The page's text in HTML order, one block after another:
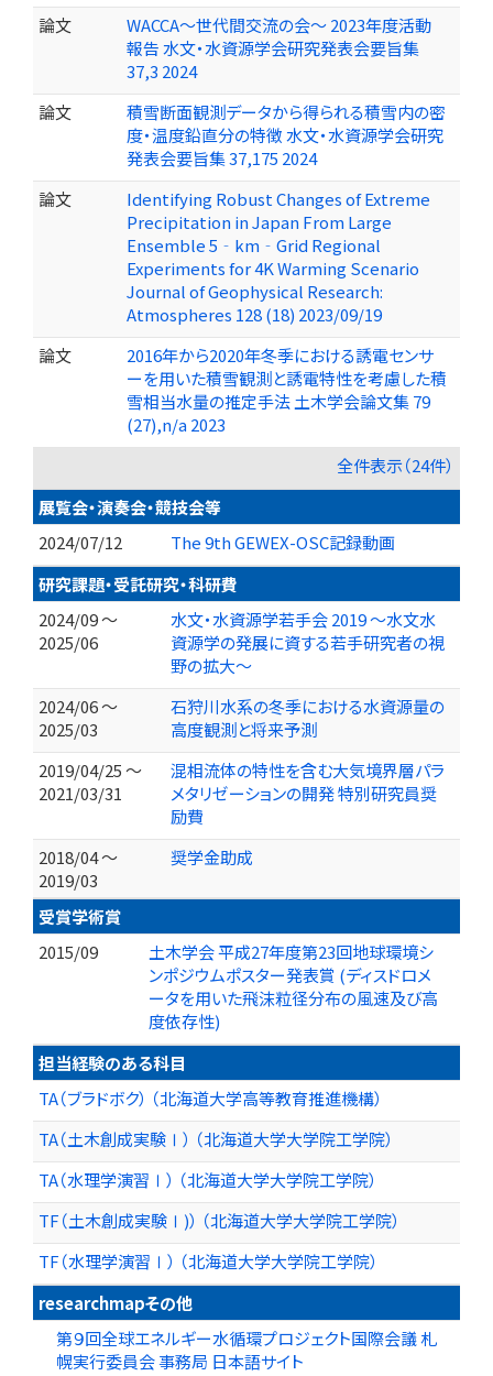
論文
WACCA～世代間交流の会～ 2023年度活動
報告 水文・水資源学会研究発表会要旨集
37,3 2024
論文
積雪断面観測データから得られる積雪内の密
度・温度鉛直分の特徴 水文・水資源学会研究
発表会要旨集 37,175 2024
論文
Identifying Robust Changes of Extreme
Precipitation in Japan From Large
Ensemble 5‐km‐Grid Regional
Experiments for 4K Warming Scenario
Journal of Geophysical Research:
Atmospheres 128 (18) 2023/09/19
論文
2016年から2020年冬季における誘電センサ
ーを用いた積雪観測と誘電特性を考慮した積
雪相当水量の推定手法 土木学会論文集 79
(27),n/a 2023
全件表示（24件）
展覧会・演奏会・競技会等
2024/07/12
The 9th GEWEX-OSC記録動画
研究課題・受託研究・科研費
2024/09 ～
2025/06
水文・水資源学若手会 2019 〜水文水
資源学の発展に資する若手研究者の視
野の拡大〜
2024/06 ～
2025/03
石狩川水系の冬季における水資源量の
高度観測と将来予測
2019/04/25 ～
2021/03/31
混相流体の特性を含む大気境界層パラ
メタリゼーションの開発 特別研究員奨
励費
2018/04 ～
2019/03
奨学金助成
受賞学術賞
2015/09
土木学会 平成27年度第23回地球環境シ
ンポジウムポスター発表賞 (ディスドロメ
ータを用いた飛沫粒径分布の風速及び高
度依存性)
担当経験のある科目
TA（ブラドボク） （北海道大学高等教育推進機構）
TA（土木創成実験Ⅰ） （北海道大学大学院工学院）
TA（水理学演習Ⅰ） （北海道大学大学院工学院）
TF（土木創成実験Ⅰ)） （北海道大学大学院工学院）
TF（水理学演習Ⅰ） （北海道大学大学院工学院）
researchmapその他
第９回全球エネルギー水循環プロジェクト国際会議 札
幌実行委員会 事務局 日本語サイト